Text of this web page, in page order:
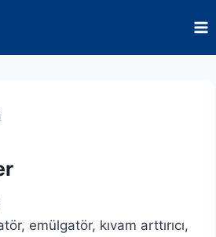
emülgatör, kıvam arttırıcı,